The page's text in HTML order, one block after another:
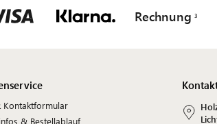
Rechnung
Kontaktformular
& Bestellablauf